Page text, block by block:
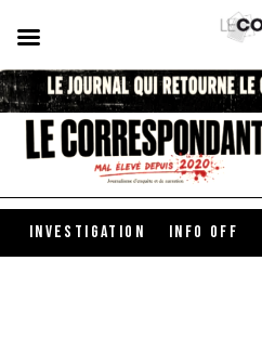
INVESTIGATION INFO OFF